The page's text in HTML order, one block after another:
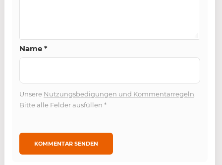
Name *
Unsere Nutzungsbedigungen und Kommentarregeln
Bitte alle Felder ausfüllen *